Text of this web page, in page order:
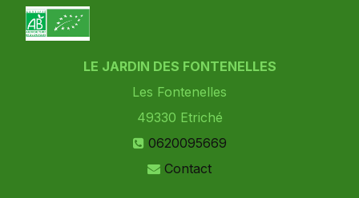
LE JARDIN DES FONTENELLES
Les Fontenelles
49330 Etriché
0620095669
Contact